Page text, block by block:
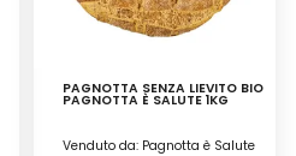
PAGNOTTA SENZA LIEVITO BIO
PAGNOTTA È SALUTE 1KG
Venduto da: Pagnotta è Salute